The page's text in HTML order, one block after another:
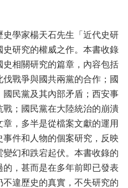
史學家楊天石先生「近代史研
史研究的權威之作。本書收錄
史相關研究的篇章，內容包括
戰爭與國共兩黨的合作；國
民黨及其內部矛盾；西安事
；國民黨在大陸統治的崩潰
，多半是從檔案文獻的運用
件和人物的個案研究，反映
幻和跌宕起伏。本書收錄的
，甚而是在多年前即已發表
違歷史的真實，不失研究的